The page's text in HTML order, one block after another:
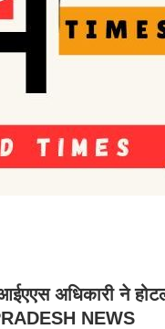
अधिकारी ने होटल
NEWS